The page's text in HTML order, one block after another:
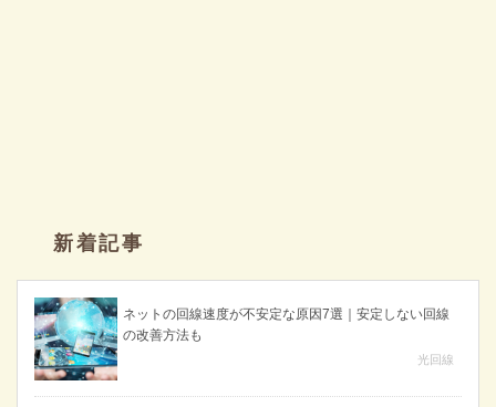
新着記事
ネットの回線速度が不安定な原因7選｜安定しない回線
の改善方法も
光回線